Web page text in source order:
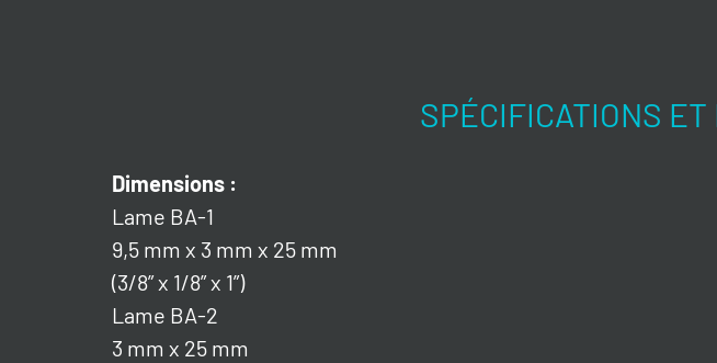
SPÉCIFICATIONS
Dimensions :
Lame BA-1
9,5 mm x 3 mm x 25 mm
(3/8” x 1/8” x 1”)
Lame BA-2
3 mm x 25 mm